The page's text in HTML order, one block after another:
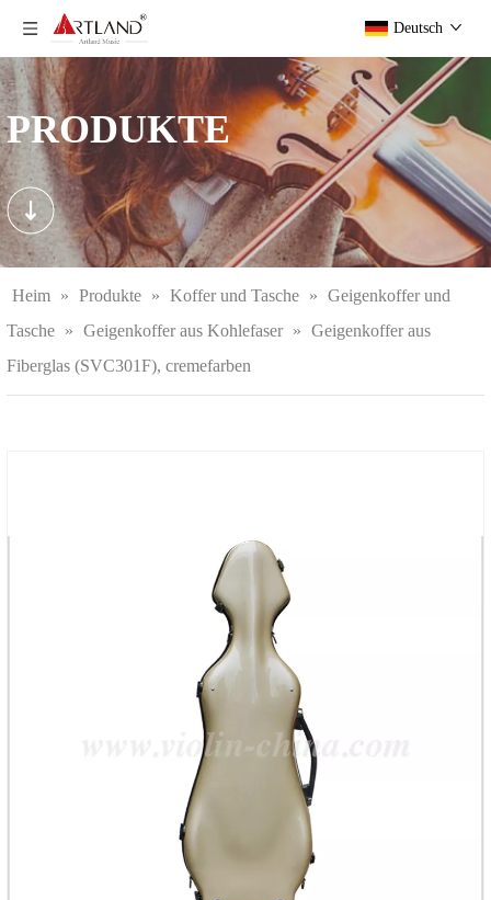
Deutsch
PRODUKTE
Heim » Produkte » Koffer und Tasche » Geigenkoffer und
Tasche » Geigenkoffer aus Kohlefaser » Geigenkoffer aus
Fiberglas (SVC301F), cremefarben